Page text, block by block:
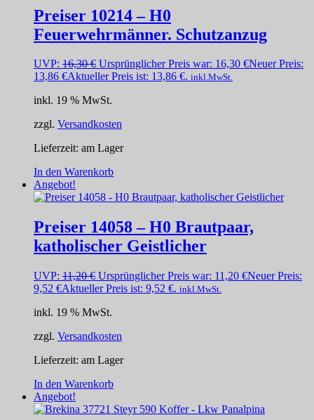
Preiser 10214 – H0
Feuerwehrmänner. Schutzanzug
UVP: 16,30€ Ursprünglicher Preis war: 16,30 €Neuer Preis:
13,86 €Aktueller Preis ist: 13,86 €. inkl.MwSt.
inkl. 19 % MwSt.
zzgl. Versandkosten
Lieferzeit: am Lager
In den Warenkorb
Angebot!
Preiser 14058 – H0 Brautpaar,
katholischer Geistlicher
UVP: 11,20€ Ursprünglicher Preis war: 11,20 €Neuer Preis:
9,52 €Aktueller Preis ist: 9,52 €. inkl.MwSt.
inkl. 19 % MwSt.
zzgl. Versandkosten
Lieferzeit: am Lager
In den Warenkorb
Angebot!